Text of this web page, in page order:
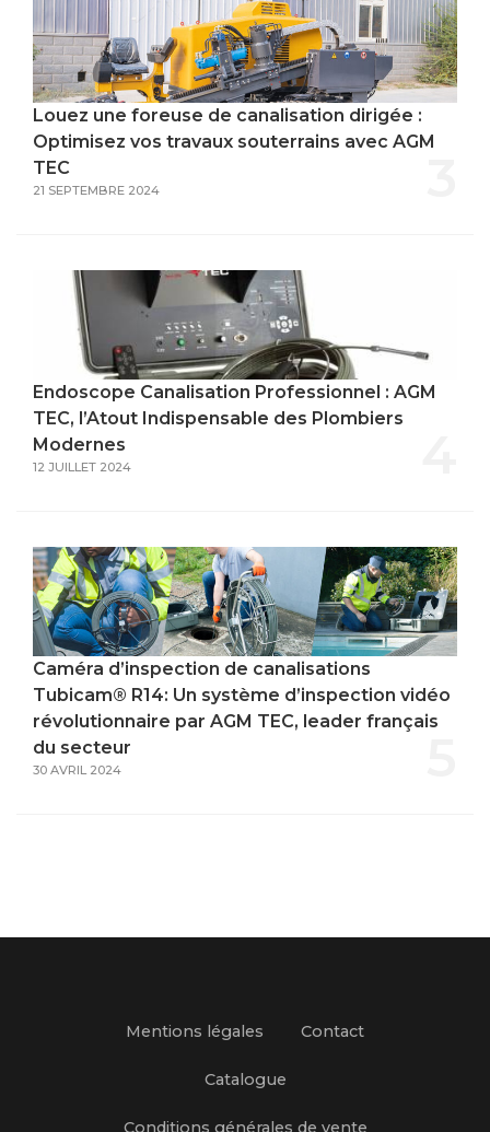
Louez une foreuse de canalisation dirigée :
Optimisez vos travaux souterrains avec AGM
TEC
21 SEPTEMBRE 2024
Endoscope Canalisation Professionnel : AGM
TEC, l’Atout Indispensable des Plombiers
Modernes
12 JUILLET 2024
Caméra d’inspection de canalisations
Tubicam® R14: Un système d’inspection vidéo
révolutionnaire par AGM TEC, leader français
du secteur
30 AVRIL 2024
Mentions légales Contact
Catalogue
Conditions générales de vente